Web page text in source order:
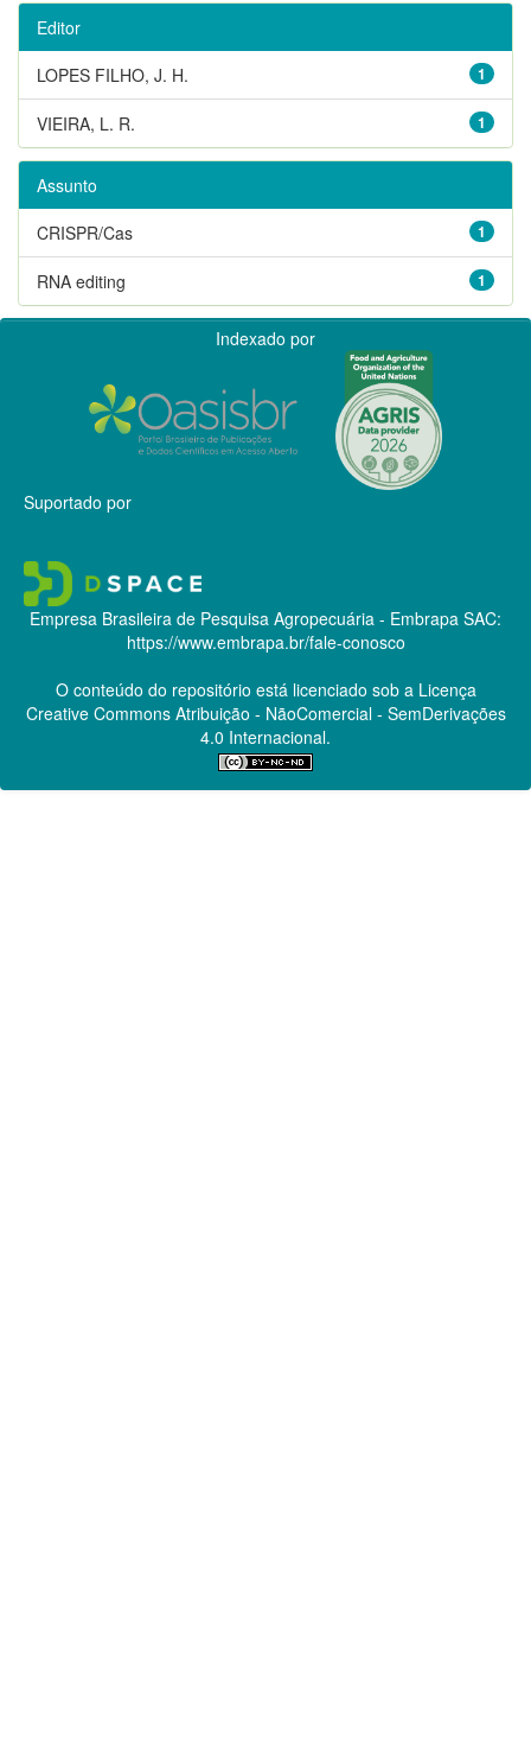
Editor
1
LOPES FILHO, J. H.
1
VIEIRA, L. R.
Assunto
1
CRISPR/Cas
1
RNA editing
Indexado por
Suportado por
Empresa Brasileira de Pesquisa Agropecuária - Embrapa SAC:
https://www.embrapa.br/fale-conosco
O conteúdo do repositório está licenciado sob a Licença
Creative CommonsAtribuição - NãoComercial - SemDerivações
4.0 Internacional.